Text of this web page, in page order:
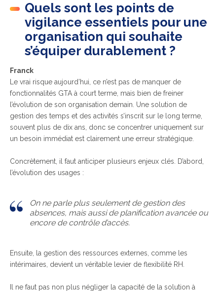
Quels sont les points de
vigilance essentiels pour une
organisation qui souhaite
s’équiper durablement ?
Franck
Le vrai risque aujourd’hui, ce n’est pas de manquer de
fonctionnalités GTA à court terme, mais bien de freiner
l’évolution de son organisation demain. Une solution de
gestion des temps et des activités s’inscrit sur le long terme,
souvent plus de dix ans, donc se concentrer uniquement sur
un besoin immédiat est clairement une erreur stratégique.
Concrètement, il faut anticiper plusieurs enjeux clés. D’abord,
l’évolution des usages :
On ne parle plus seulement de gestion des
absences, mais aussi de planification avancée ou
encore de contrôle d’accès.
Ensuite, la gestion des ressources externes, comme les
intérimaires, devient un véritable levier de flexibilité RH.
Il ne faut pas non plus négliger la capacité de la solution à